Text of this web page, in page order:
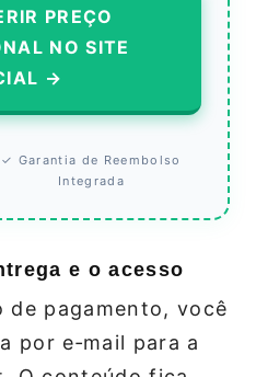
PREÇO
NO SITE
→
✓ Garantia de Reembolso
Integrada
e o acesso
de pagamento, você
por e‑mail para a